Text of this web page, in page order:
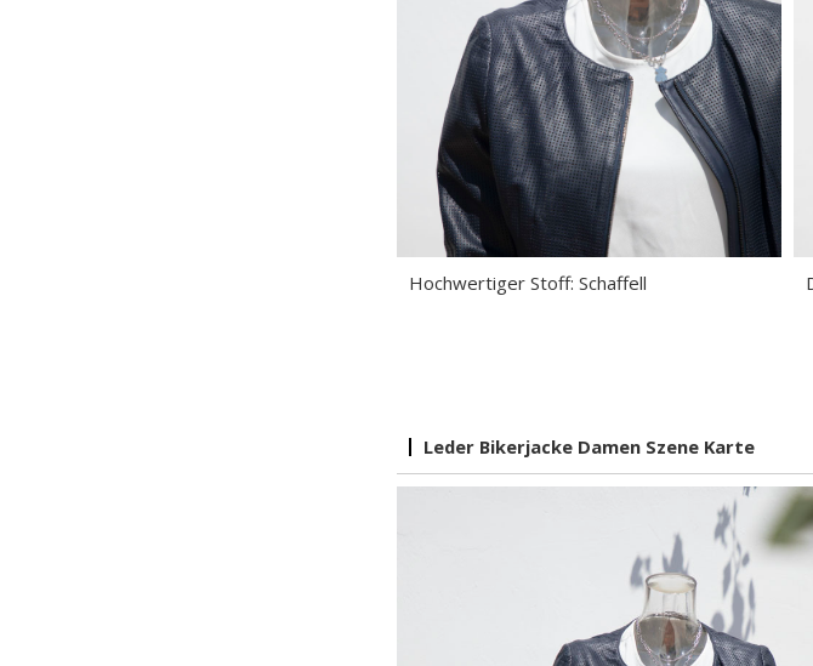
Hochwertiger Stoff: Schaffell
Leder Bikerjacke Damen Szene Karte